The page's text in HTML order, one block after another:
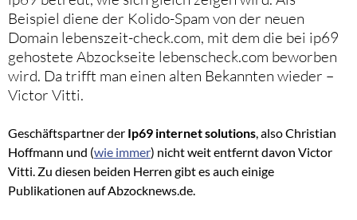
Beispiel diene der Kolido-Spam von der neuen
Domain lebenszeit-check.com, mit dem die bei ip69
gehostete Abzockseite lebenscheck.com beworben
wird. Da trifft man einen alten Bekannten wieder –
Victor Vitti.
Geschäftspartner der Ip69 internet solutions, also Christian
Hoffmann und (wie immer) nicht weit entfernt davon Victor
Vitti. Zu diesen beiden Herren gibt es auch einige
Publikationen auf Abzocknews.de.